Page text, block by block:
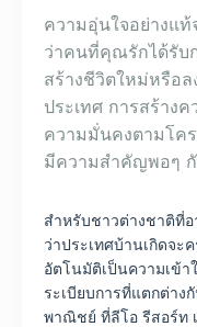
ความอุ่นใจอย่างแท้
ว่าคนที่คุณรักได้รับ
สร้างชีวิตใหม่หรือ
ประเทศ การสร้าง
ความมั่นคงตามโค
มีความสำคัญพอๆ
สำหรับชาวต่างชาติที่
ว่าประเทศบ้านเกิดจะ
อัตโนมัติเป็นความเข้
ระเบียบการที่แตกต่าง
พาณิชย์ ที่ลีโอ รีสอร์ท